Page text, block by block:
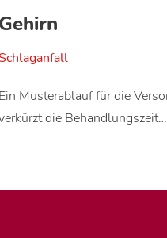
Gehirn
Ein Musterablauf für die
die Behandlungszeit…